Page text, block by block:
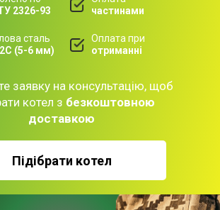
2326-93
Оплата при
отриманні
сталь
(5-6 мм)
заявку на консультацію, щоб
котел з безкоштовною
доставкою
Підібрати котел
частинами